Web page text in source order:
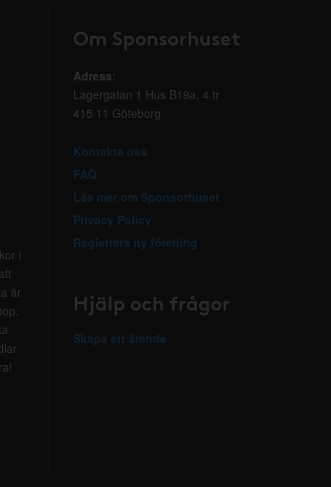
i
är
Om Sponsorhuset
Adress:
Lagergatan 1 Hus B19a, 4 tr
415 11 Göteborg
Kontakta oss
FAQ
Läs mer om Sponsorhuset
Privacy Policy
Registrera ny förening
Hjälp och frågor
Skapa ett ärende